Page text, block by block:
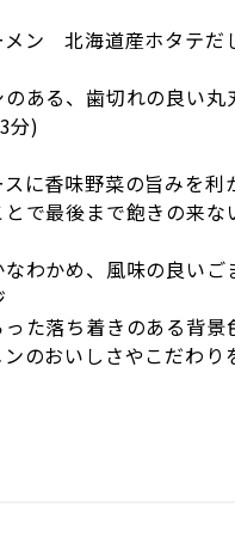
ン 北海道産ホタテだ
ある、歯切れの良い丸
分)
に香味野菜の旨みを
とで最後まで飽きの来な
わかめ、風味の良いご
た落ち着きのある背
のおいしさやこだわり